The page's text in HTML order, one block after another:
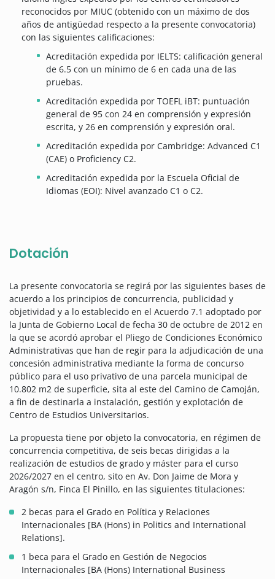
reconocidos por MIUC (obtenido con un máximo de dos
años de antigüedad respecto a la presente convocatoria)
con las siguientes calificaciones:
Acreditación expedida por IELTS: calificación general
de 6.5 con un mínimo de 6 en cada una de las
pruebas.
Acreditación expedida por TOEFL iBT: puntuación
general de 95 con 24 en comprensión y expresión
escrita, y 26 en comprensión y expresión oral.
Acreditación expedida por Cambridge: Advanced C1
(CAE) o Proficiency C2.
Acreditación expedida por la Escuela Oficial de
Idiomas (EOI): Nivel avanzado C1 o C2.
Dotación
La presente convocatoria se regirá por las siguientes bases de
acuerdo a los principios de concurrencia, publicidad y
objetividad y a lo establecido en el Acuerdo 7.1 adoptado por
la Junta de Gobierno Local de fecha 30 de octubre de 2012 en
la que se acordó aprobar el Pliego de Condiciones Económico
Administrativas que han de regir para la adjudicación de una
concesión administrativa mediante la forma de concurso
público para el uso privativo de una parcela municipal de
10.802 m2 de superficie, sita al este del Camino de Camoján,
a fin de destinarla a instalación, gestión y explotación de
Centro de Estudios Universitarios.
La propuesta tiene por objeto la convocatoria, en régimen de
concurrencia competitiva, de seis becas dirigidas a la
realización de estudios de grado y máster para el curso
2026/2027 en el centro, sito en Av. Don Jaime de Mora y
Aragón s/n, Finca El Pinillo, en las siguientes titulaciones:
2 becas para el Grado en Política y Relaciones
Internacionales [BA (Hons) in Politics and International
Relations].
1 beca para el Grado en Gestión de Negocios
Internacionales [BA (Hons) International Business